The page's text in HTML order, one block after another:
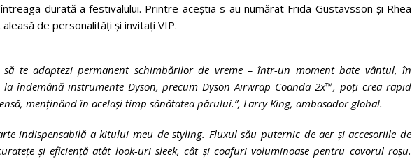
durată a festivalului. Printre aceștia s-au numărat Frida Gustavsson și Rhea
de personalități și invitați VIP.
te adaptezi permanent schimbărilor de vreme – într-un moment bate vântul, în
la îndemână instrumente Dyson, precum Dyson Airwrap Coanda 2x™, poți crea rapid
menținând în același timp sănătatea părului.”, Larry King, ambasador global.
indispensabilă a kitului meu de styling. Fluxul său puternic de aer și accesoriile de
și eficiență atât look-uri sleek, cât și coafuri voluminoase pentru covorul roșu.